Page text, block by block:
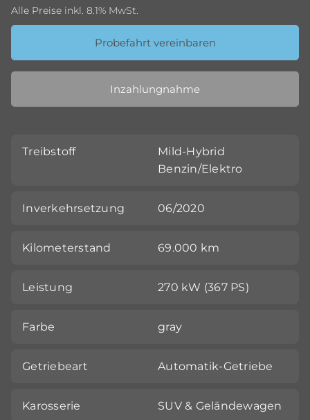
Alle Preise inkl. 8.1% MwSt.
Probefahrt vereinbaren
Inzahlungnahme
Treibstoff
Mild-Hybrid
Benzin/Elektro
Inverkehrsetzung 06/2020
Kilometerstand 69.000 km
Leistung 270 kW (367 PS)
Farbe gray
Getriebeart Automatik-Getriebe
Karosserie SUV & Geländewagen